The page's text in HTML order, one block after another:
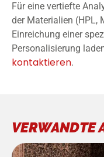
Für eine vertiefte
der Materialien (HPL,
Einreichung einer
Personalisierung
kontaktieren.
VERWANDTE